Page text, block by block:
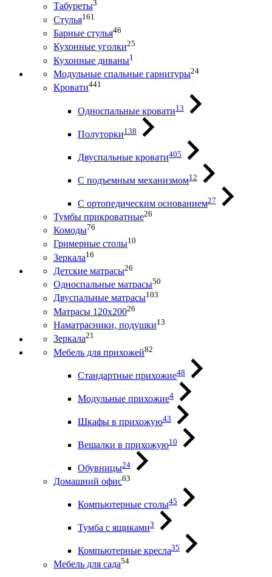
Табуреты3
Стулья161
Барные стулья46
Кухонные уголки25
Кухонные диваны1
Модульные спальные гарнитуры24
Кровати441
Односпальные кровати13
Полуторки138
Двуспальные кровати405
С подъемным механизмом12
С ортопедическим основанием27
Тумбы прикроватные26
Комоды76
Гримерные столы10
Зеркала16
Детские матрасы26
Односпальные матрасы50
Двуспальные матрасы103
Матрасы 120х20026
Наматрасники, подушки13
Зеркала21
Мебель для прихожей82
Стандартные прихожие48
Модульные прихожие4
Шкафы в прихожую43
Вешалки в прихожую10
Обувницы24
Домашний офис63
Компьютерные столы45
Тумба с ящиками3
Компьютерные кресла35
Мебель для сада54